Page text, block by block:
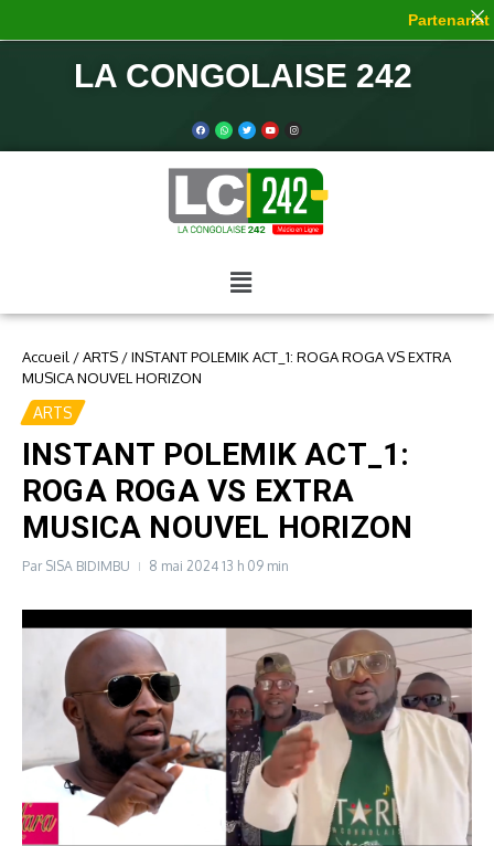
LA CONGOLAISE 242
Accueil /ARTS /INSTANT POLEMIK ACT_1: ROGA ROGA VS EXTRA
MUSICA NOUVEL HORIZON
ARTS
INSTANT POLEMIK ACT_1:
ROGA ROGA VS EXTRA
MUSICA NOUVEL HORIZON
Par SISA BIDIMBU 8 mai 2024 13 h 09 min
Partenariat